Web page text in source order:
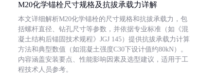
M20化学锚栓尺寸规格及抗拔承载力详解
本文详细解析M20化学锚栓的尺寸规格和抗拔承载力，包
括螺杆直径、钻孔尺寸等参数，并依据专业标准（如《混
凝土结构后锚固技术规程》JGJ 145）提供抗拔承载力计算
方法和典型数值（如混凝土强度C30下设计值约80kN）。
内容涵盖安装要点、性能影响因素及选型建议，适用于工
程技术人员参考。